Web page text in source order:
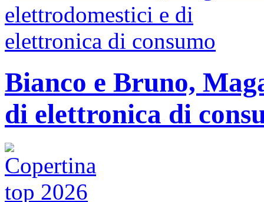
Bianco e Bruno,
di elettronica di